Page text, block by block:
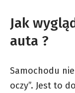
Jak
auta ?
Samochodu
oczy”. Jest to